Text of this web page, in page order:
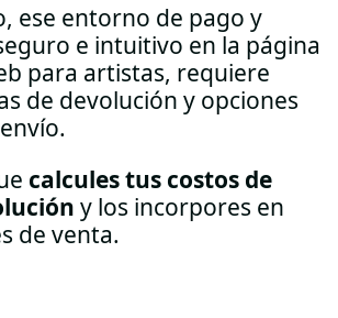
ese entorno de pago y
e intuitivo en la página
para artistas, requiere
de devolución y opciones
calcules tus costos de
y los incorpores en
de venta.